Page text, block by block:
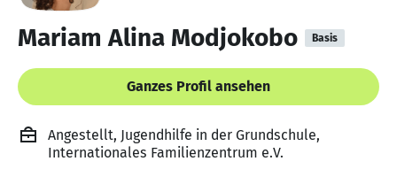
Mariam Alina Modjokobo Basis
Ganzes Profil ansehen
Angestellt, Jugendhilfe in der Grundschule,
Internationales Familienzentrum e.V.